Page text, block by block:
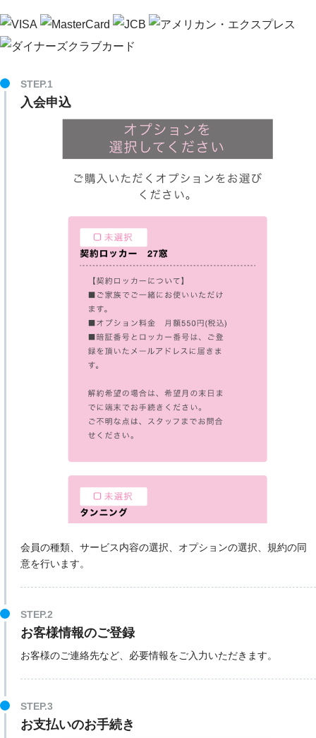
STEP.1
入会申込
会員の種類、サービス内容の選択、オプションの選択、規約の同
意を行います。
STEP.2
お客様情報のご登録
お客様のご連絡先など、必要情報をご入力いただきます。
STEP.3
お支払いのお手続き